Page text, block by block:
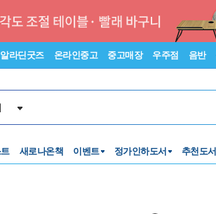
알라딘굿즈 온라인중고 중고매장 우주점 음반
새로나온책 이벤트 정가인하도서 추천도서